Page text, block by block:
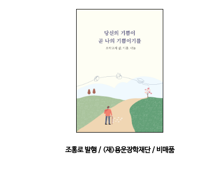
조홍로 발행 / (재)용운장학재단 / 비매품